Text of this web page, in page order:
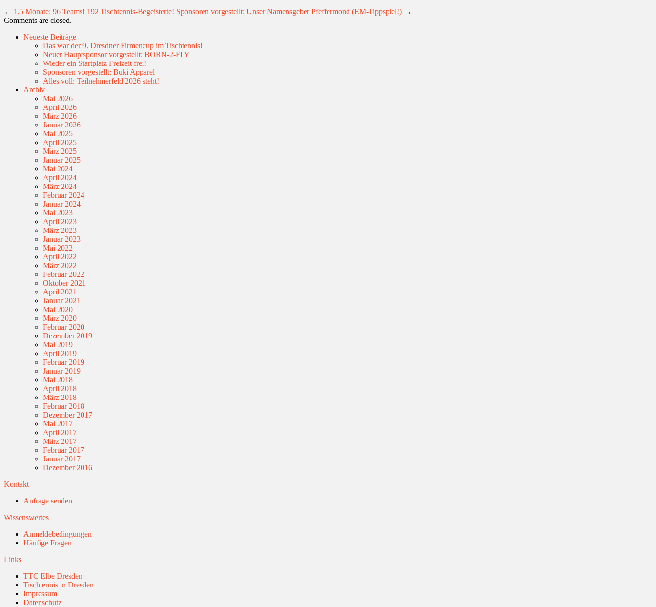
← 1,5 Monate: 96 Teams! 192 Tischtennis-Begeisterte! Sponsoren vorgestellt: Unser Namensgeber Pfeffermond (EM-Tippspiel!) →
Comments are closed.
Neueste Beiträge
Das war der 9. Dresdner Firmencup im Tischtennis!
Neuer Hauptsponsor vorgestellt: BORN-2-FLY
Wieder ein Startplatz Freizeit frei!
Sponsoren vorgestellt: Buki Apparel
Alles voll: Teilnehmerfeld 2026 steht!
Archiv
Mai 2026
April 2026
März 2026
Januar 2026
Mai 2025
April 2025
März 2025
Januar 2025
Mai 2024
April 2024
März 2024
Februar 2024
Januar 2024
Mai 2023
April 2023
März 2023
Januar 2023
Mai 2022
April 2022
März 2022
Februar 2022
Oktober 2021
April 2021
Januar 2021
Mai 2020
März 2020
Februar 2020
Dezember 2019
Mai 2019
April 2019
Februar 2019
Januar 2019
Mai 2018
April 2018
März 2018
Februar 2018
Dezember 2017
Mai 2017
April 2017
März 2017
Februar 2017
Januar 2017
Dezember 2016
Kontakt
Anfrage senden
Wissenswertes
Anmeldebedingungen
Häufige Fragen
Links
TTC Elbe Dresden
Tischtennis in Dresden
Impressum
Datenschutz